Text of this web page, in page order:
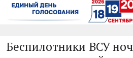
Беспилотники ВСУ